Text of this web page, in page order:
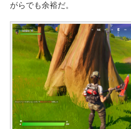
がらでも余裕だ。